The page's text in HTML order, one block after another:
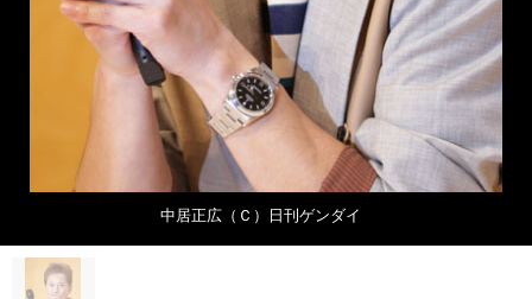
中居正広（Ｃ）日刊ゲンダイ